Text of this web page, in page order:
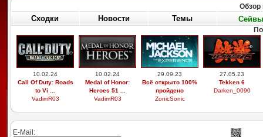
Обзор
Сходки Новости Темы Сейвы
10.02.24
Call Of Duty: Roads
to Vi ...
VadimR03
10.02.24
Medal of Honor:
Heroes 51 ...
VadimR03
29.09.23
Всё открыто 100%
пройдено
ZonicSonic
27.05.23
Tekken 6
Darken_0090
E-Mail: